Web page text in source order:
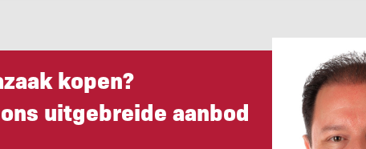
kopen?
uitgebreide aanbod